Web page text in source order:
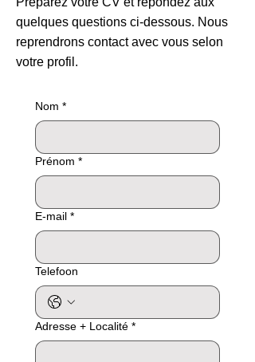
quelques questions ci-dessous. Nous
reprendrons contact avec vous selon
votre profil.
Nom *
Prénom *
E-mail *
Telefoon
Adresse + Localité *